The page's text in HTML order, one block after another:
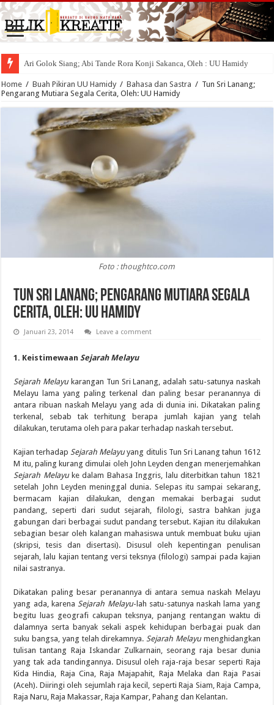
Ari Golok Siang; Abi Tande Rora Konji Sakanca, Oleh : UU Hamidy
Sakik Lambek Bota, Tuo Lambek Mati, Oleh : UU Hamidy
Home / Buah Pikiran UU Hamidy / Bahasa dan Sastra / Tun Sri Lanang;
Pengarang Mutiara Segala Cerita, Oleh: UU Hamidy
Foto : thoughtco.com
Tun Sri Lanang; Pengarang Mutiara Segala
Cerita, Oleh: UU Hamidy
Januari 23, 2014 Leave a comment
1. KeistimewaanSejarah Melayu
Sejarah Melayukarangan Tun Sri Lanang, adalah satu-satunya naskah
Melayu lama yang paling terkenal dan paling besar peranannya di
antara ribuan naskah Melayu yang ada di dunia ini. Dikatakan paling
terkenal, sebab tak terhitung berapa jumlah kajian yang telah
dilakukan, terutama oleh para pakar terhadap naskah tersebut.
Kajian terhadapSejarah Melayuyang ditulis Tun Sri Lanang tahun 1612
M itu, paling kurang dimulai oleh John Leyden dengan menerjemahkan
Sejarah Melayuke dalam Bahasa Inggris, lalu diterbitkan tahun 1821
setelah John Leyden meninggal dunia. Selepas itu sampai sekarang,
bermacam kajian dilakukan, dengan memakai berbagai sudut
pandang, seperti dari sudut sejarah, filologi, sastra bahkan juga
gabungan dari berbagai sudut pandang tersebut. Kajian itu dilakukan
sebagian besar oleh kalangan mahasiswa untuk membuat buku ujian
(skripsi, tesis dan disertasi). Disusul oleh kepentingan penulisan
sejarah, lalu kajian tentang versi teksnya (filologi) sampai pada kajian
nilai sastranya.
Dikatakan paling besar peranannya di antara semua naskah Melayu
yang ada, karenaSejarah Melayu-lah satu-satunya naskah lama yang
begitu luas geografi cakupan teksnya, panjang rentangan waktu di
dalamnya serta banyak sekali aspek kehidupan berbagai puak dan
suku bangsa, yang telah direkamnya.Sejarah Melayumenghidangkan
tulisan tantang Raja Iskandar Zulkarnain, seorang raja besar dunia
yang tak ada tandingannya. Disusul oleh raja-raja besar seperti Raja
Kida Hindia, Raja Cina, Raja Majapahit, Raja Melaka dan Raja Pasai
(Aceh). Diiringi oleh sejumlah raja kecil, seperti Raja Siam, Raja Campa,
Raja Naru, Raja Makassar, Raja Kampar, Pahang dan Kelantan.